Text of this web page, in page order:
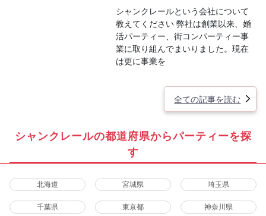
シャンクレールという会社について
教えてください 弊社は創業以来、婚
活パーティー、街コンパーティー事
業に取り組んでまいりました。現在
は更に事業を
全ての記事を読む
シャンクレールの都道府県からパーティーを探
す
北海道 宮城県 埼玉県
千葉県 東京都 神奈川県